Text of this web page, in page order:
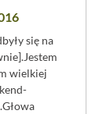
się na
wielkiej